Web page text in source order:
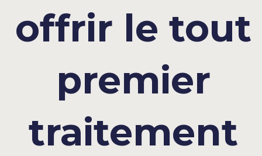
offrir le tout
premier
traitement